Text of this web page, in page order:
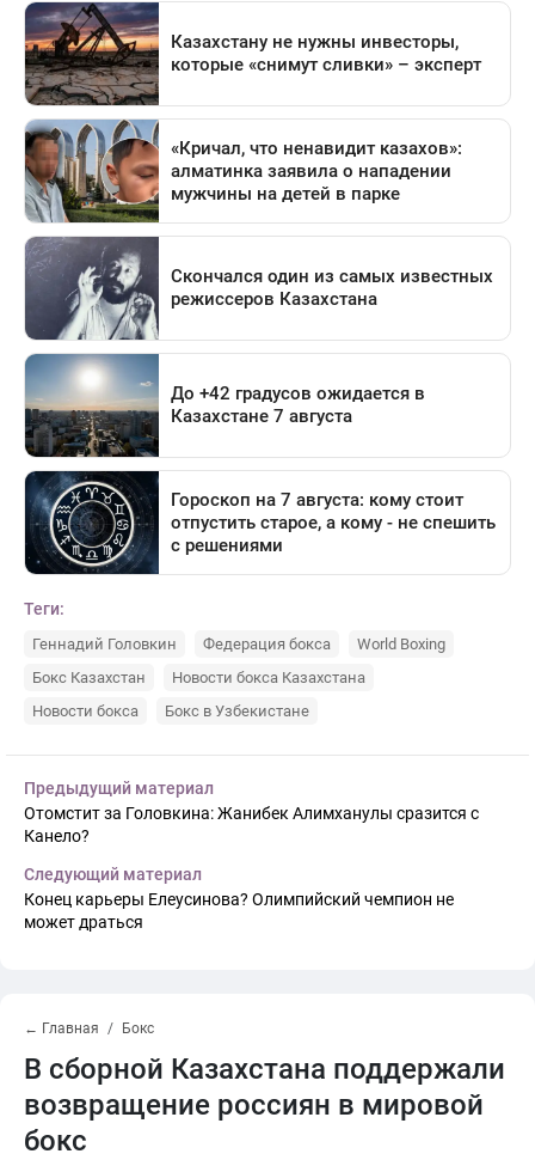
Теги:
Геннадий Головкин Федерация бокса
World Boxing
Бокс Казахстан
Новости бокса Казахстана
Новости бокса
Бокс в Узбекистане
Предыдущий материал
Отомстит за Головкина: Жанибек Алимханулы сразится с
Канело?
Следующий материал
Конец карьеры Елеусинова? Олимпийский чемпион не
может драться
← Главная Бокс
В сборной Казахстана поддержали
возвращение россиян в мировой
бокс